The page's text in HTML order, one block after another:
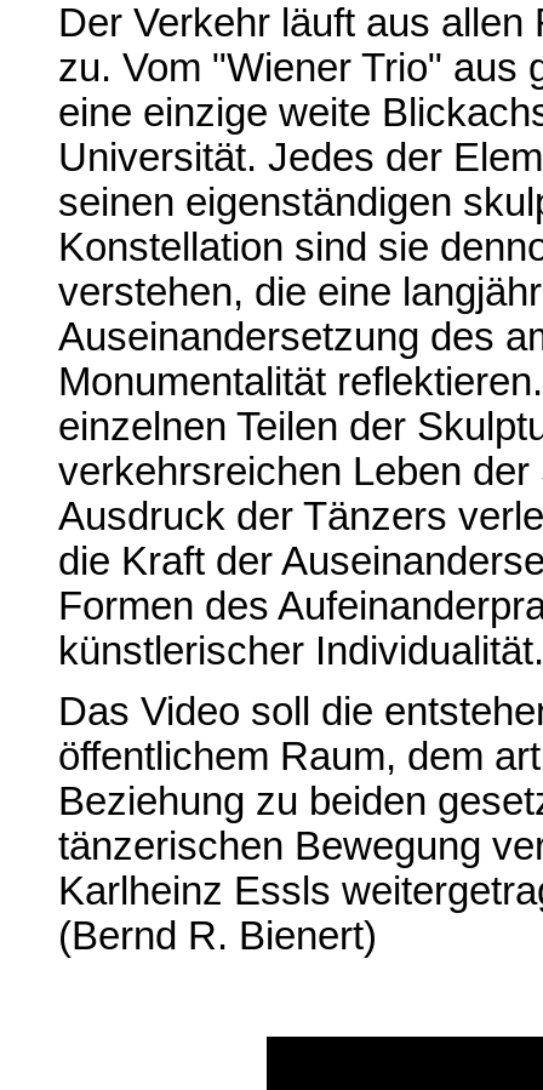
Der Verkehr läuft aus
zu. Vom "Wiener Trio" aus
eine einzige weite
Universität. Jedes der
seinen eigenständigen
Konstellation sind sie
verstehen, die eine
Auseinandersetzung des
Monumentalität
einzelnen Teilen der
verkehrsreichen Leben
Ausdruck der Tänzers
die Kraft der
Formen des
künstlerischer Individualität.
Das Video soll die
öffentlichem Raum, dem
Beziehung zu beiden
tänzerischen Bewegung
Karlheinz Essls
(Bernd R. Bienert)